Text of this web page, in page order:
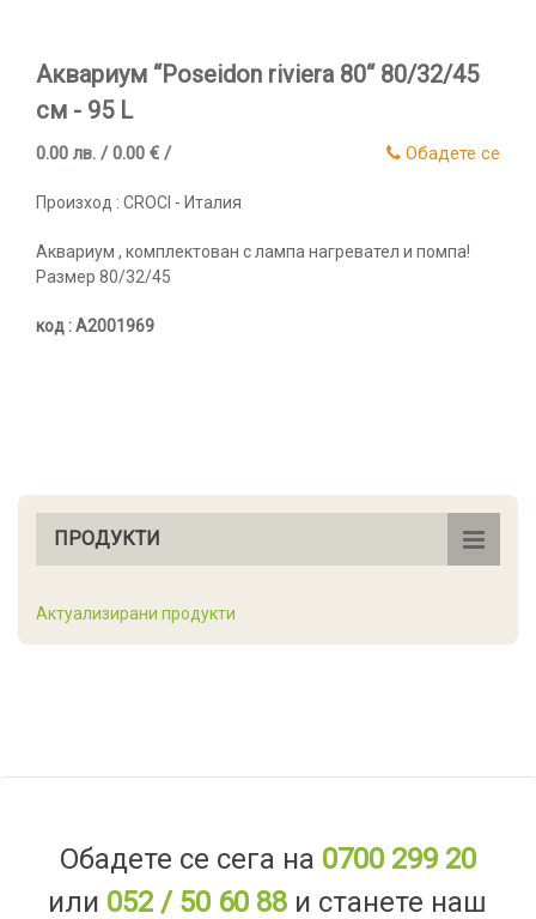
Аквариум “Poseidon riviera 80“ 80/32/45
см - 95 L
0.00 лв. / 0.00 € / Обадете се
Произход : CROCI - Италия
Аквариум , комплектован с лампа нагревател и помпа!
Размер 80/32/45
код : А2001969
ПРОДУКТИ
Актуализирани продукти
Обадете се сега на 0700 299 20
или 052 / 50 60 88 и станете наш